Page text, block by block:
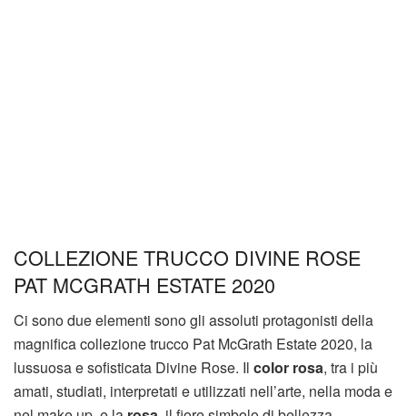
COLLEZIONE TRUCCO DIVINE ROSE
PAT MCGRATH ESTATE 2020
Ci sono due elementi sono gli assoluti protagonisti della
magnifica collezione trucco Pat McGrath Estate 2020, la
lussuosa e sofisticata Divine Rose. Il color rosa, tra i più
amati, studiati, interpretati e utilizzati nell’arte, nella moda e